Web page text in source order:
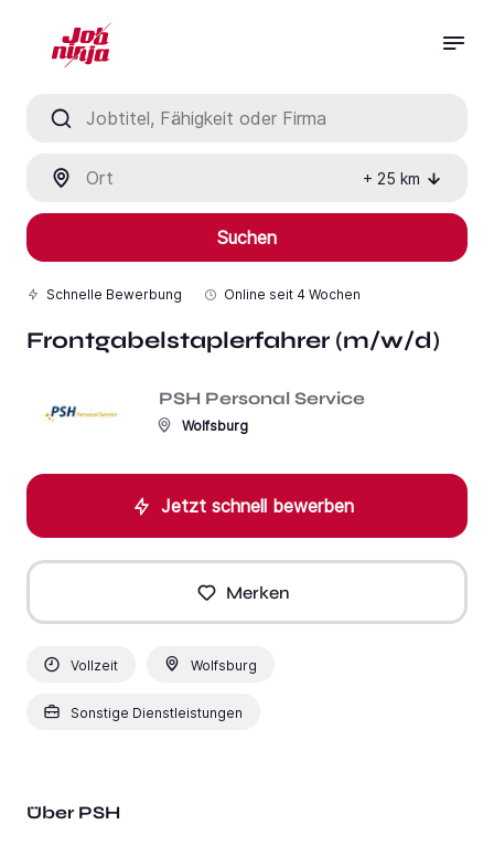
+ 25 km
Suchen
Schnelle Bewerbung Online seit 4 Wochen
Frontgabelstaplerfahrer (m/w/d)
PSH Personal Service
Wolfsburg
Jetzt schnell bewerben
Merken
Vollzeit Wolfsburg
Sonstige Dienstleistungen
Über PSH